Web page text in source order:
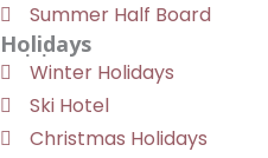
Summer Half Board
Holidays
Winter Holidays
Ski Hotel
Christmas Holidays